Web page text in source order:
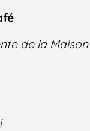
de la Maison